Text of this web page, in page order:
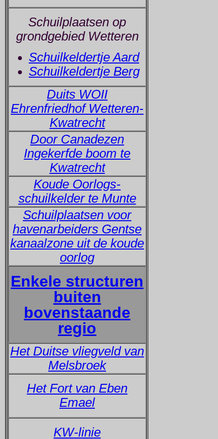
Schuilplaatsen op
grondgebied Wetteren
Schuilkeldertje Aard
Schuilkeldertje Berg
Duits WOII
Ehrenfriedhof Wetteren-
Kwatrecht
Door Canadezen
Ingekerfde boom te
Kwatrecht
Koude Oorlogs-
schuilkelder te Munte
Schuilplaatsen voor
havenarbeiders Gentse
kanaalzone uit de koude
oorlog
Enkele structuren
buiten
bovenstaande
regio
Het Duitse vliegveld van
Melsbroek
Het Fort van Eben
Emael
KW-linie